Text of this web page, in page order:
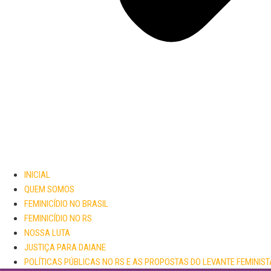
INICIAL
QUEM SOMOS
FEMINICÍDIO NO BRASIL
FEMINICÍDIO NO RS
NOSSA LUTA
JUSTIÇA PARA DAIANE
POLÍTICAS PÚBLICAS NO RS E AS PROPOSTAS DO LEVANTE